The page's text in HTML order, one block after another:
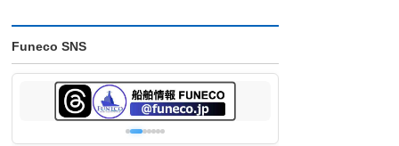
Funeco SNS